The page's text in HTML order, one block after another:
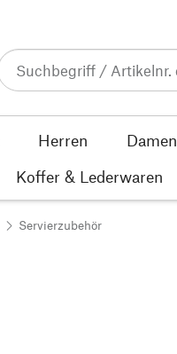
Herren Damen
Koffer & Lederwaren
Servierzubehör